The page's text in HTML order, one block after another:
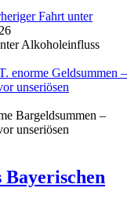
Fahrt unter
Alkoholeinfluss
enorme Geldsummen –
unseriösen
Bargeldsummen –
unseriösen
Bayerischen